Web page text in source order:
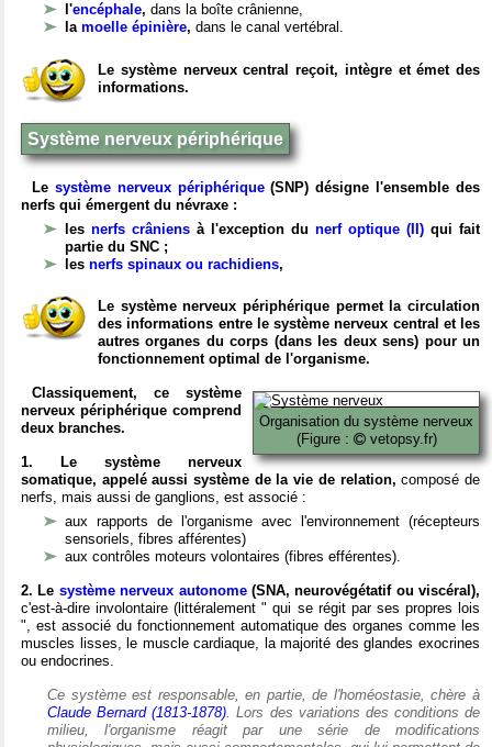
l'encéphale, dans la boîte crânienne,
la moelle épinière, dans le canal vertébral.
Le système nerveux central reçoit, intègre et émet des
informations.
Système nerveux périphérique
Le système nerveux périphérique(SNP) désigne l'ensemble des
nerfs qui émergent du névraxe :
les nerfs crâniens à l'exception du nerf optique (II) qui fait
partie du SNC ;
les nerfs spinaux ou rachidiens,
Le système nerveux périphérique permet la circulation
des informations entre le système nerveux central et les
autres organes du corps (dans les deux sens) pour un
fonctionnement optimal de l'organisme.
Organisation du système nerveux
(Figure :
vetopsy.fr)
Classiquement, ce système
nerveux périphérique comprend
deux branches.
1. Le système nerveux
somatique, appelé aussi système de la vie de relation, composé de
nerfs, mais aussi de ganglions, est associé :
aux rapports de l'organisme avec l'environnement (récepteurs
sensoriels, fibres afférentes)
aux contrôles moteurs volontaires (fibres efférentes).
2. Le système nerveux autonome(SNA, neurovégétatif ou viscéral),
c'est-à-dire involontaire (littéralement " qui se régit par ses propres lois
", est associé du fonctionnement automatique des organes comme les
muscles lisses, le muscle cardiaque, la majorité des glandes exocrines
ou endocrines.
Ce système est responsable, en partie, de l'homéostasie, chère à
Claude Bernard (1813-1878). Lors des variations des conditions de
milieu, l'organisme réagit par une série de modifications